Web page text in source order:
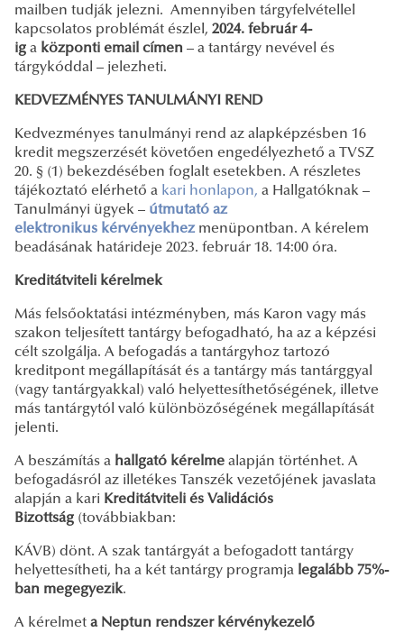
mailben tudják jelezni. Amennyiben tárgyfelvétellel
kapcsolatos problémát észlel, 2024. február 4-
ig a központi email címen – a tantárgy nevével és
tárgykóddal – jelezheti.
KEDVEZMÉNYES TANULMÁNYI REND
Kedvezményes tanulmányi rend az alapképzésben 16
kredit megszerzését követően engedélyezhető a TVSZ
20. § (1) bekezdésében foglalt esetekben. A részletes
tájékoztató elérhető a kari honlapon, a Hallgatóknak –
Tanulmányi ügyek – útmutató az
elektronikus kérvényekhez menüpontban. A kérelem
beadásának határideje 2023. február 18. 14:00 óra.
Kreditátviteli kérelmek
Más felsőoktatási intézményben, más Karon vagy más
szakon teljesített tantárgy befogadható, ha az a képzési
célt szolgálja. A befogadás a tantárgyhoz tartozó
kreditpont megállapítását és a tantárgy más tantárggyal
(vagy tantárgyakkal) való helyettesíthetőségének, illetve
más tantárgytól való különbözőségének megállapítását
jelenti.
A beszámítás a hallgató kérelme alapján történhet. A
befogadásról az illetékes Tanszék vezetőjének javaslata
alapján a kari Kreditátviteli és Validációs
Bizottság (továbbiakban:
KÁVB) dönt. A szak tantárgyát a befogadott tantárgy
helyettesítheti, ha a két tantárgy programja legalább 75%-
ban megegyezik.
A kérelmet a Neptun rendszer kérvénykezelő